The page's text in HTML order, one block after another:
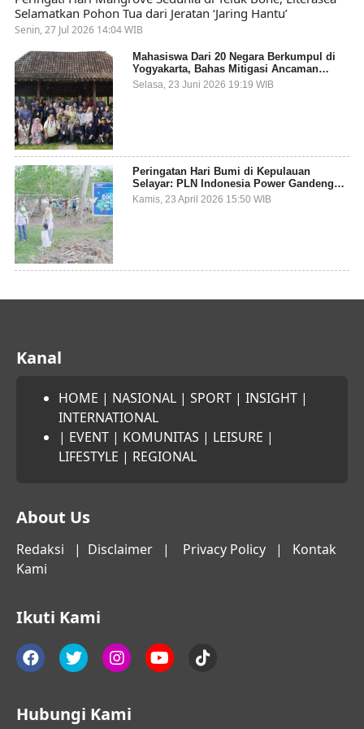
Selamatkan Pohon Tua dari Jeratan ‘Jaring Hantu’
Senin, 27 Jul 2026 14:04 WIB
Mahasiswa Dari 20 Negara Berkumpul di
Yogyakarta, Bahas Mitigasi Ancaman
Kesehatan Global
Selasa, 23 Juni 2026 19:19 WIB
Peringatan Hari Bumi di Kepulauan
Selayar: PLN Indonesia Power Gandeng
Pemda dan Komunitas, Giatkan Restorasi
Mangrove
Kamis, 23 April 2026 15:50 WIB
Kanal
HOME | NASIONAL | SPORT | INSIGHT |
INTERNATIONAL
| EVENT | KOMUNITAS | LEISURE |
LIFESTYLE | REGIONAL
About Us
Redaksi | Disclaimer | Privacy Policy | Kontak
Kami
Ikuti Kami
Hubungi Kami